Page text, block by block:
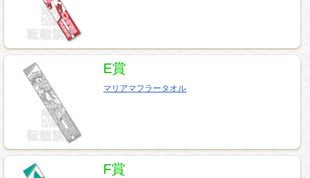
E賞
マリアマフラータオル
F賞